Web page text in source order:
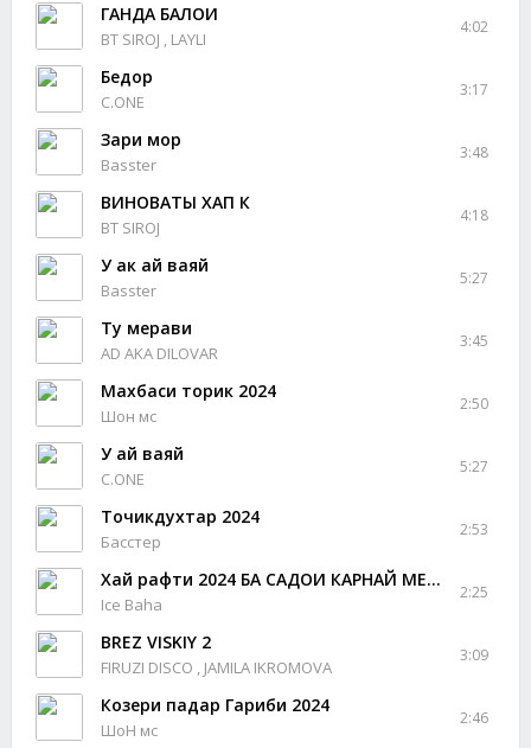
ГАНДА БАЛОИ
BT SIROJ , LAYLI
4:02
Бедор
C.ONE
3:17
Заҳри мор
Basster
3:48
ВИНОВАТЫ ХАП К
BT SIROJ
4:18
У ак ай ваяй
Basster
5:27
Ту мерави
AD AKA DILOVAR
3:45
Махбаси торик 2024
Шон мс
2:50
У ай ваяй
C.ONE
5:27
Точикдухтар 2024
Басстер
2:53
Хай рафти 2024 БА САДОИ КАРНАЙ МЕБАРАН ХОЗИ ВАЯ
Ice Baha
2:25
BREZ VISKIY 2
FIRUZI DISCO , JAMILA IKROMOVA
3:09
Козери падар Гариби 2024
ШоН мс
2:46